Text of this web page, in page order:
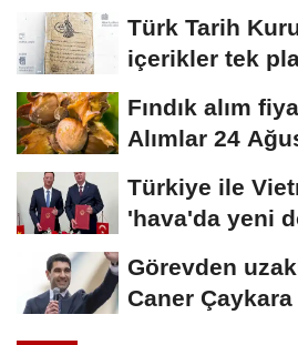
Türk Tarih
içerikler tek
Fındık alım
Alımlar 24
Türkiye ile
'hava'da yeni
Görevden
Caner Çaykara